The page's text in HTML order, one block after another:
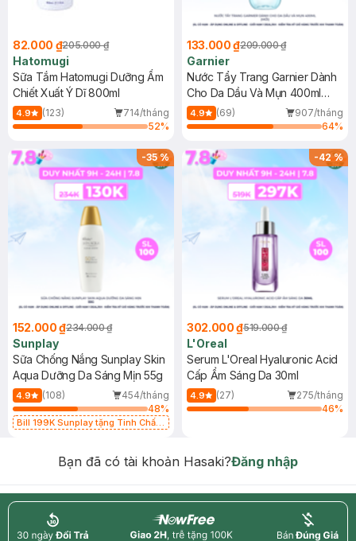
82.000 ₫205.000 ₫
Hatomugi
Sữa Tắm Hatomugi Dưỡng Ẩm
Chiết Xuất Ý Dĩ 800ml
4.9 (123)
714/tháng
52%
133.000 ₫209.000 ₫
Garnier
Nước Tẩy Trang Garnier Dành
Cho Da Dầu Và Mụn 400ml
(Mới)
4.9 (69)
907/tháng
64%
-35%
152.000 ₫234.000 ₫
Sunplay
Sữa Chống Nắng Sunplay Skin
Aqua Dưỡng Da Sáng Mịn 55g
4.9 (108)
454/tháng
48%
Bill 199K Sunplay tặng Tinh Chất
-42%
302.000 ₫519.000 ₫
L'Oreal
Serum L'Oreal Hyaluronic Acid
Cấp Ẩm Sáng Da 30ml
4.9 (27)
275/tháng
46%
Bạn đã có tài khoản Hasaki?Đăng nhập